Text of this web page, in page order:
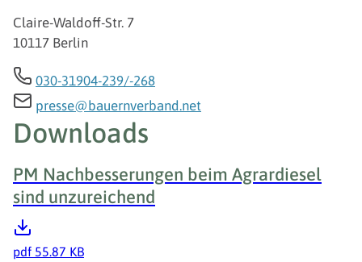
Claire-Waldoff-Str. 7
10117 Berlin
030-31904-239/-268
presse@bauernverband.net
Downloads
PM Nachbesserungen beim Agrardiesel
sind unzureichend
pdf 55.87 KB